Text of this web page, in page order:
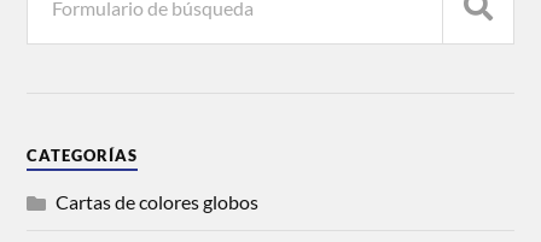
CATEGORÍAS
Cartas de colores globos